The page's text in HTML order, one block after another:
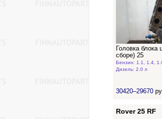
Головка
сборе) 25
Бензин: 1.1, 1.4,
Дизель: 2.0 л
30420–29670
Rover 25 RF